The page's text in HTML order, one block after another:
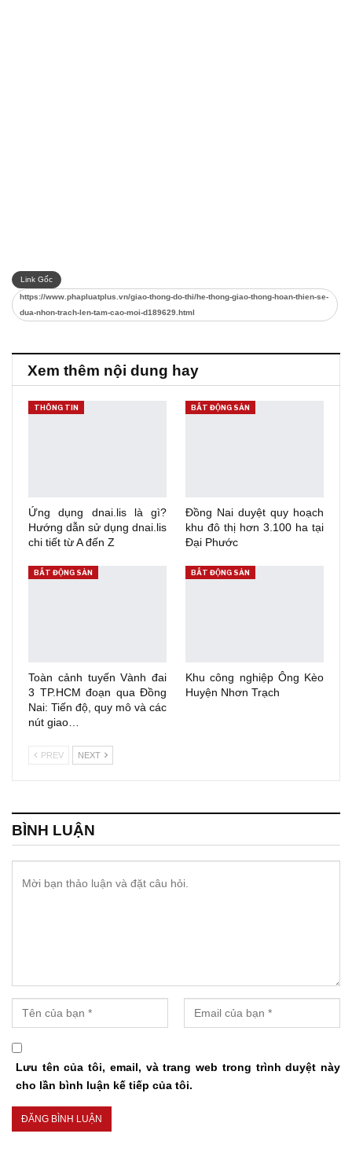
Link Gốc
https://www.phapluatplus.vn/giao-thong-do-thi/he-thong-giao-thong-hoan-thien-se-
dua-nhon-trach-len-tam-cao-moi-d189629.html
Xem thêm nội dung hay
THÔNG TIN
Ứng dụng dnai.lis là gì?
Hướng dẫn sử dụng dnai.lis
chi tiết từ A đến Z
BẤT ĐỘNG SẢN
Đồng Nai duyệt quy hoạch
khu đô thị hơn 3.100 ha tại
Đại Phước
BẤT ĐỘNG SẢN
Toàn cảnh tuyến Vành đai
3 TP.HCM đoạn qua Đồng
Nai: Tiến độ, quy mô và các
nút giao…
BẤT ĐỘNG SẢN
Khu công nghiệp Ông Kèo
Huyện Nhơn Trạch
PREV NEXT
BÌNH LUẬN
Lưu tên của tôi, email, và trang web trong trình duyệt này
cho lần bình luận kế tiếp của tôi.